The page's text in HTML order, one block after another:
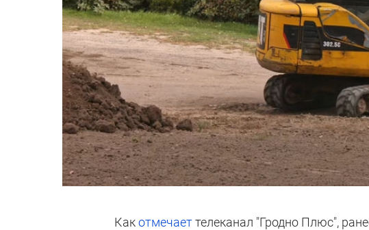
Какотмечаеттелеканал "Гродно Плюс",